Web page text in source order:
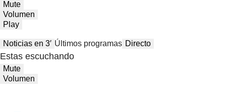
Mute
Volumen
Play
Noticias en 3′ Últimos programas Directo
Estas escuchando
Mute
Volumen